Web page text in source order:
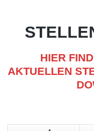
HIER
AKTUELLEN